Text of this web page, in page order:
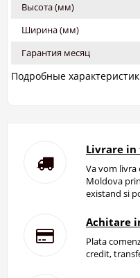
Высота (мм)
Ширина (мм)
Гарантия месяц
Подробные
Livrare
Va vom livra
Moldova
existand si
Achitare
Plata
credit,